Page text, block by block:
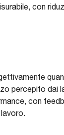
con
percepito dai
con